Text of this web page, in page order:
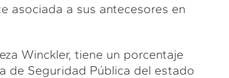
asociada a sus antecesores en
Winckler, tiene un porcentaje
de Seguridad Pública del estado